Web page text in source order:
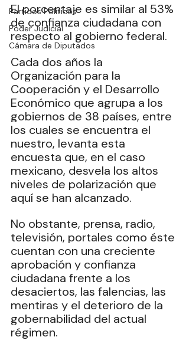
Partidos Políticos
Poder Judicial
Cámara de Diputados
El porcentaje es similar al 53%
de confianza ciudadana con
respecto al gobierno federal.
Cada dos años la
Organización para la
Cooperación y el Desarrollo
Económico que agrupa a los
gobiernos de 38 países, entre
los cuales se encuentra el
nuestro, levanta esta
encuesta que, en el caso
mexicano, desvela los altos
niveles de polarización que
aquí se han alcanzado.
No obstante, prensa, radio,
televisión, portales como éste
cuentan con una creciente
aprobación y confianza
ciudadana frente a los
desaciertos, las falencias, las
mentiras y el deterioro de la
gobernabilidad del actual
régimen.